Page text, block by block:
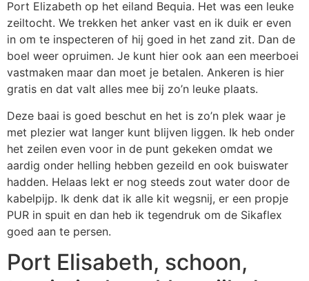
Port Elizabeth op het eiland Bequia. Het was een leuke
zeiltocht. We trekken het anker vast en ik duik er even
in om te inspecteren of hij goed in het zand zit. Dan de
boel weer opruimen. Je kunt hier ook aan een meerboei
vastmaken maar dan moet je betalen. Ankeren is hier
gratis en dat valt alles mee bij zo’n leuke plaats.
Deze baai is goed beschut en het is zo’n plek waar je
met plezier wat langer kunt blijven liggen. Ik heb onder
het zeilen even voor in de punt gekeken omdat we
aardig onder helling hebben gezeild en ook buiswater
hadden. Helaas lekt er nog steeds zout water door de
kabelpijp. Ik denk dat ik alle kit wegsnij, er een propje
PUR in spuit en dan heb ik tegendruk om de Sikaflex
goed aan te persen.
Port Elisabeth, schoon,